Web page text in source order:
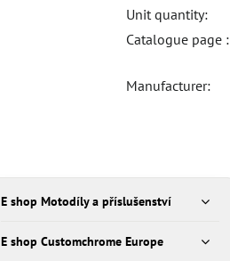
Unit quantity:
Catalogue page :
Manufacturer:
E shop Motodíly a příslušenství
E shop Customchrome Europe